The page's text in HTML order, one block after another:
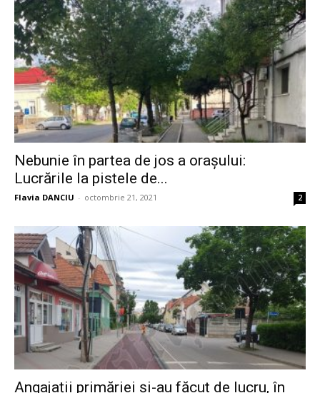
Nebunie în partea de jos a orașului:
Lucrările la pistele de...
Flavia DANCIU - octombrie 21, 2021 2
Angajații primăriei și-au făcut de lucru, în